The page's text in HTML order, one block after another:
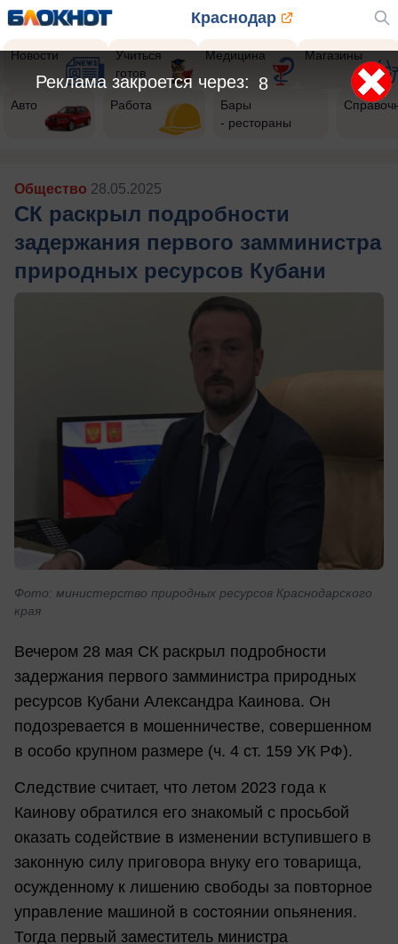
Краснодар
Новости
Учиться
готов
Медицина Магазины
Авто Работа
Бары
- рестораны
Общество 28.05.2025
СК раскрыл подробности
задержания первого замминистра
природных ресурсов Кубани
Фото: министерство природных ресурсов Краснодарского
края
Вечером 28 мая СК раскрыл подробности
задержания первого замминистра природных
ресурсов Кубани Александра Каинова. Он
подозревается в мошенничестве, совершенном
в особо крупном размере (ч. 4 ст. 159 УК РФ).
Следствие считает, что летом 2023 года к
Каинову обратился его знакомый с просьбой
оказать содействие в изменении вступившего в
законную силу приговора внуку его товарища,
осужденному к лишению свободы за повторное
управление машиной в состоянии опьянения.
Тогда первый заместитель министра
5
Реклама закроется через: